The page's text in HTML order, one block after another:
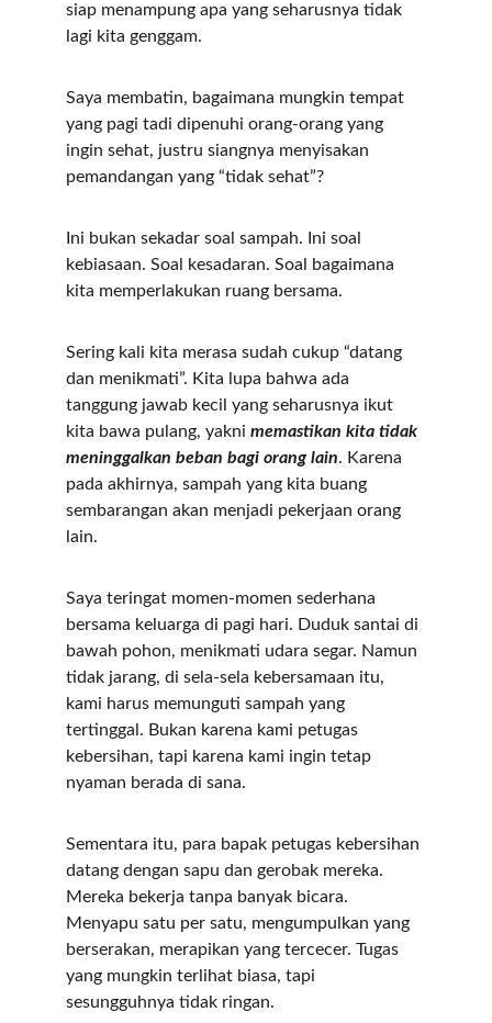
siap menampung apa yang seharusnya tidak
lagi kita genggam.
Saya membatin, bagaimana mungkin tempat
yang pagi tadi dipenuhi orang-orang yang
ingin sehat, justru siangnya menyisakan
pemandangan yang “tidak sehat”?
Ini bukan sekadar soal sampah. Ini soal
kebiasaan. Soal kesadaran. Soal bagaimana
kita memperlakukan ruang bersama.
Sering kali kita merasa sudah cukup “datang
dan menikmati”. Kita lupa bahwa ada
tanggung jawab kecil yang seharusnya ikut
kita bawa pulang, yakni memastikan kita tidak
meninggalkan beban bagi orang lain. Karena
pada akhirnya, sampah yang kita buang
sembarangan akan menjadi pekerjaan orang
lain.
Saya teringat momen-momen sederhana
bersama keluarga di pagi hari. Duduk santai di
bawah pohon, menikmati udara segar. Namun
tidak jarang, di sela-sela kebersamaan itu,
kami harus memunguti sampah yang
tertinggal. Bukan karena kami petugas
kebersihan, tapi karena kami ingin tetap
nyaman berada di sana.
Sementara itu, para bapak petugas kebersihan
datang dengan sapu dan gerobak mereka.
Mereka bekerja tanpa banyak bicara.
Menyapu satu per satu, mengumpulkan yang
berserakan, merapikan yang tercecer. Tugas
yang mungkin terlihat biasa, tapi
sesungguhnya tidak ringan.